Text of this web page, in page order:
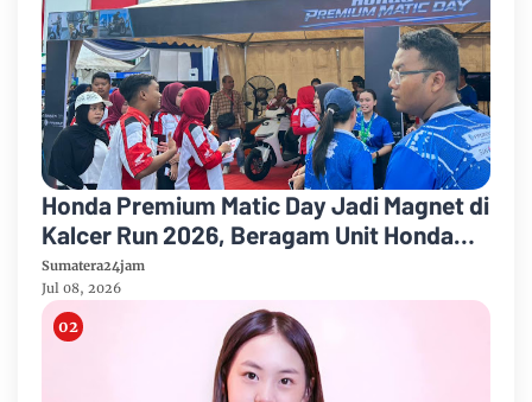
Honda Premium Matic Day Jadi Magnet di
Kalcer Run 2026, Beragam Unit Honda
Curi Perhatian Pengunjung
Sumatera24jam
Jul 08, 2026